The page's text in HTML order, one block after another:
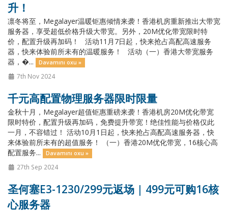
升！
凛冬将至，Megalayer温暖钜惠倾情来袭！香港机房重新推出大带宽
服务器，享受超低价格升级大带宽。另外，20M优化带宽限时特
价，配置升级再加码！ 活动11月7日起，快来抢占高配高速服务
器，快来体验前所未有的温暖服务！ 活动（一）香港大带宽服务
器，�...
Davamını oxu »
7th Nov 2024
千元高配置物理服务器限时限量
金秋十月，Megalayer超值钜惠重磅来袭！香港机房20M优化带宽
限时特价，配置升级再加码，免费提升带宽！绝佳性能与价格仅此
一月，不容错过！ 活动10月1日起，快来抢占高配高速服务器，快
来体验前所未有的超值服务！ （一）香港20M优化带宽，16核心高
配置服务...
Davamını oxu »
27th Sep 2024
圣何塞E3-1230/299元返场 | 499元可购16核
心服务器